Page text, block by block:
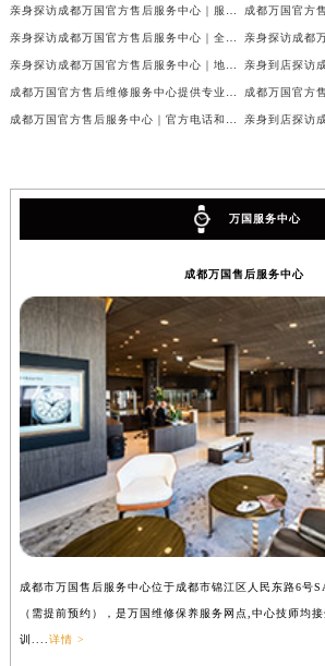
万国服务中心
成都万国售后服务中心
成都市万国售后服务中心位于成都市锦江区人民东路6号
（需提前预约），是万国维修保养服务网点,中心技师均
训.... 详情 >